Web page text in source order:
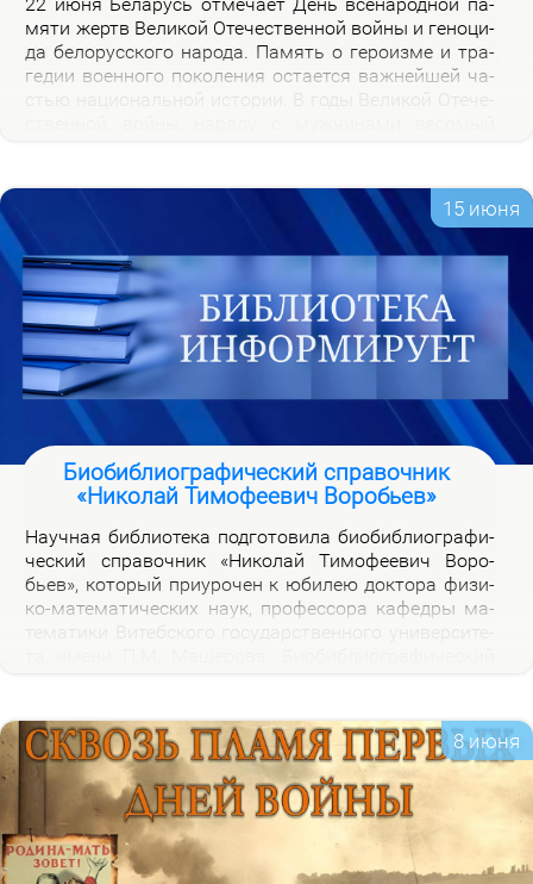
22 июня Бе­ла­русь от­ме­ча­ет День все­на­род­ной па­
мя­ти жертв Ве­ли­кой Оте­че­ствен­ной вой­ны и ге­но­ци­
да бе­ло­рус­ско­го на­ро­да. Па­мять о ге­ро­из­ме и тра­
ге­дии во­ен­но­го по­ко­ле­ния оста­ет­ся важ­ней­шей ча­
ских от­ря­дах.
15 июня
Биобиблиографический справочник
«Николай Тимофеевич Воробьев»
На­уч­ная биб­лио­те­ка под­го­то­ви­ла био­биб­лио­гра­фи­
че­ский спра­воч­ник «Ни­ко­лай Ти­мо­фе­е­вич Во­ро­
бьев», ко­то­рый при­уро­чен к юби­лею док­то­ра физи­
ко-ма­те­ма­ти­че­ских на­ук, про­фес­со­ра ка­фед­ры ма­
2026 го­дов и пуб­ли­ка­ций о нем и его ра­бо­тах. Спра­
воч­ник пред­на­зна­чен для на­уч­ных ра­бот­ни­ков, пре­
по­да­ва­те­лей, ас­пи­ран­тов, сту­ден­тов, всех тех, кто
ин­те­ре­су­ет­ся тео­ри­ей клас­сов ко­неч­ных групп и ме­
то­ди­кой пре­по­да­ва­ния ма­те­ма­ти­ки в шко­ле и ву­зе,
а так­же жиз­нью и де­я­тель­но­стью Ни­ко­лая Ти­мо­фе­
е­ви­ча Во­ро­бье­ва.
8 июня